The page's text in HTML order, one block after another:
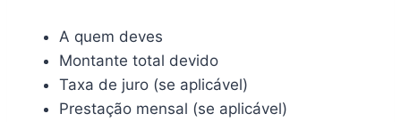
A quem deves
Montante total devido
Taxa de juro (se aplicável)
Prestação mensal (se aplicável)